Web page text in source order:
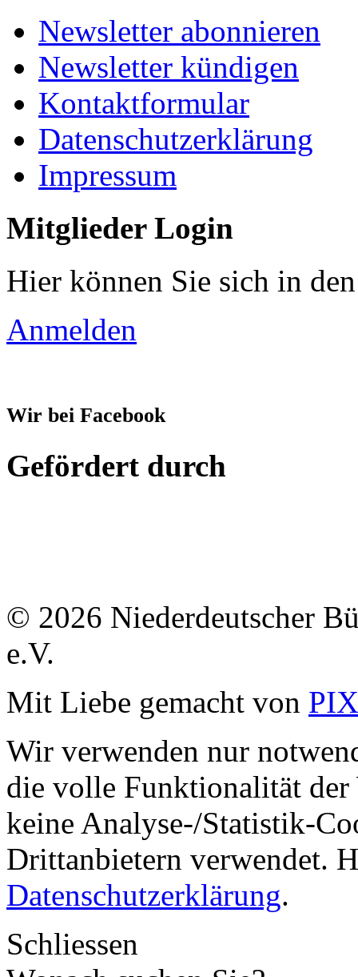
Newsletter abonnieren
Newsletter kündigen
Kontaktformular
Datenschutzerklärung
Impressum
Mitglieder Login
Hier können Sie sich in
Anmelden
Wir bei Facebook
Gefördert durch
© 2026 Niederdeutscher
e.V.
Mit Liebe gemacht von
Wir verwenden nur
die volle Funktionalität der
keine Analyse-/Statistik-
Drittanbietern verwendet.
Datenschutzerklärung.
Schliessen